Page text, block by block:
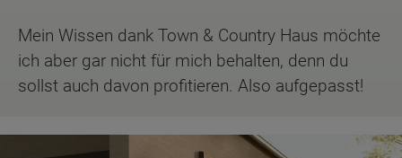
Mein Wissen dank Town & Country Haus möchte
ich aber gar nicht für mich behalten, denn du
sollst auch davon profitieren. Also aufgepasst!